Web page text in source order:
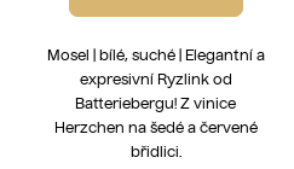
Mosel | bílé, suché | Elegantní a
expresivní Ryzlink od
Batteriebergu! Z vinice
Herzchen na šedé a červené
břidlici.